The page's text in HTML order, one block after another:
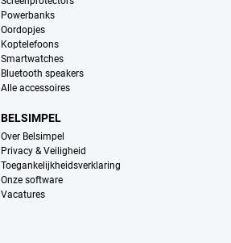
Powerbanks
Oordopjes
Koptelefoons
Smartwatches
Bluetooth speakers
Alle accessoires
BELSIMPEL
Over Belsimpel
Privacy & Veiligheid
Toegankelijkheidsverklaring
Onze software
Vacatures